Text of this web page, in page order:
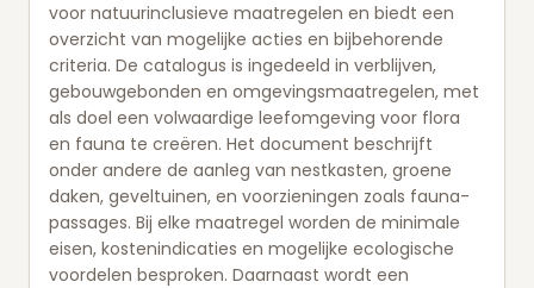
voor natuurinclusieve maatregelen en biedt een
overzicht van mogelijke acties en bijbehorende
criteria. De catalogus is ingedeeld in verblijven,
gebouwgebonden en omgevingsmaatregelen, met
als doel een volwaardige leefomgeving voor flora
en fauna te creëren. Het document beschrijft
onder andere de aanleg van nestkasten, groene
daken, geveltuinen, en voorzieningen zoals fauna-
passages. Bij elke maatregel worden de minimale
eisen, kostenindicaties en mogelijke ecologische
voordelen besproken. Daarnaast wordt een